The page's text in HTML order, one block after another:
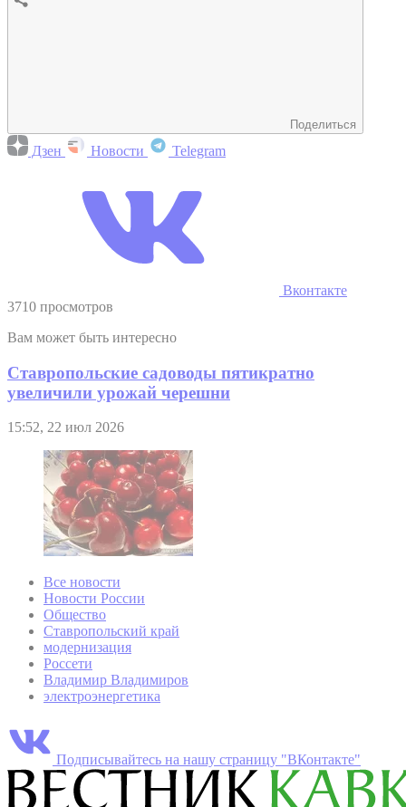
Поделиться
Дзен Новости Telegram
Вконтакте
3710 просмотров
Вам может быть интересно
Ставропольские садоводы пятикратно
увеличили урожай черешни
15:52, 22 июл 2026
Все новости
Новости России
Общество
Ставропольский край
модернизация
Россети
Владимир Владимиров
электроэнергетика
Подписывайтесь на нашу страницу "ВКонтакте"